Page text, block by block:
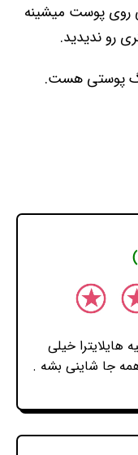
روی پوست میشینه
رو ندیدید.
پوستی هست.
هایلایترا خیلی
جا شاینی بشه .